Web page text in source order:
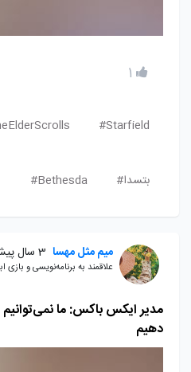
1
Starfield#
بتسدا# Bethesda#
میم مثل مهسا 3 سال پیش
علاقمند به برنامه‌نویسی و بازی
مدیر ایکس باکس: ما
دهیم